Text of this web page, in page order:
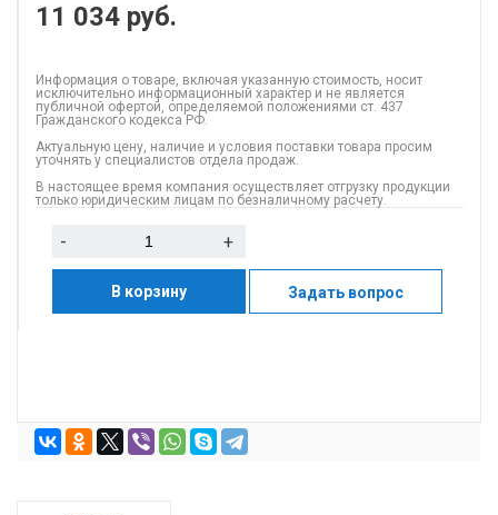
11 034 руб.
Информация о товаре, включая указанную стоимость, носит
исключительно информационный характер и не является
публичной офертой, определяемой положениями ст. 437
Гражданского кодекса РФ.
Актуальную цену, наличие и условия поставки товара просим
уточнять у специалистов отдела продаж.
В настоящее время компания осуществляет отгрузку продукции
только юридическим лицам по безналичному расчету.
- +
В корзину Задать вопрос